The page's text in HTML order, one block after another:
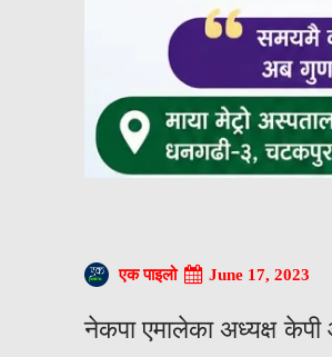
एक पाइलो June 17, 2023
नेकपा एमालेका अध्यक्ष केपी